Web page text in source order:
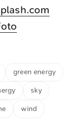
green energy
sky
wind